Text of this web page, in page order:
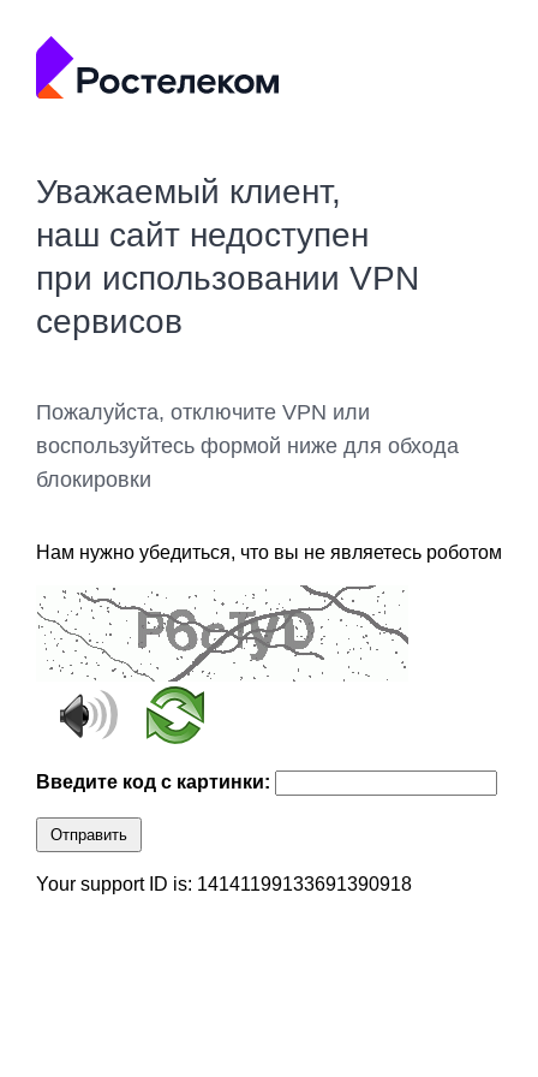
Уважаемый клиент,
наш сайт недоступен
при использовании VPN
сервисов
Пожалуйста, отключите VPN или
воспользуйтесь формой ниже для обхода
блокировки
Нам нужно убедиться, что вы не являетесь роботом
Введите код с картинки:
Отправить
Your support ID is: 14141199133691390918